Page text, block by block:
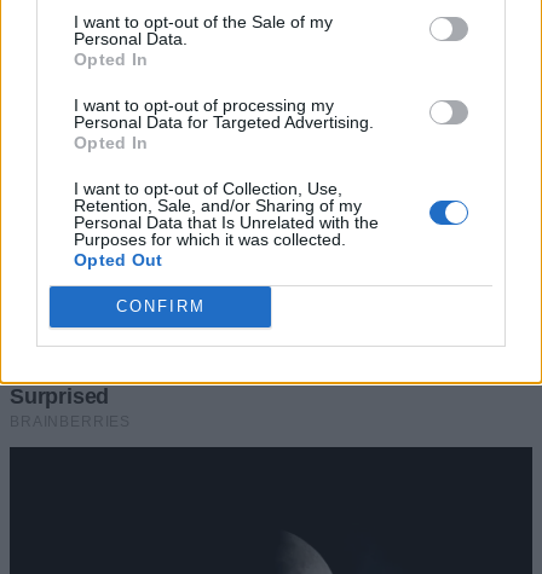
I want to opt-out of the Sale of my
Personal Data.
Opted In
I want to opt-out of processing my
Personal Data for Targeted Advertising.
Opted In
I want to opt-out of Collection, Use,
Retention, Sale, and/or Sharing of my
Personal Data that Is Unrelated with the
Purposes for which it was collected.
Opted Out
CONFIRM